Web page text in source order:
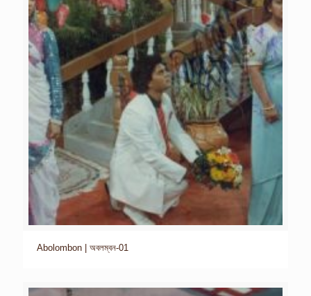
Abolombon | অবলম্বন-01